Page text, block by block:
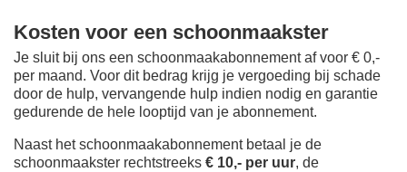
Kosten voor een schoonmaakster
Je sluit bij ons een schoonmaakabonnement af voor € 0,-
per maand. Voor dit bedrag krijg je vergoeding bij schade
door de hulp, vervangende hulp indien nodig en garantie
gedurende de hele looptijd van je abonnement.
Naast het schoonmaakabonnement betaal je de
schoonmaakster rechtstreeks € 10,- per uur, de